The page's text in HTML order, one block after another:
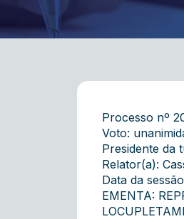
Processo nº
Voto:
Presidente da
Relator(a):
Data da
EMENTA: